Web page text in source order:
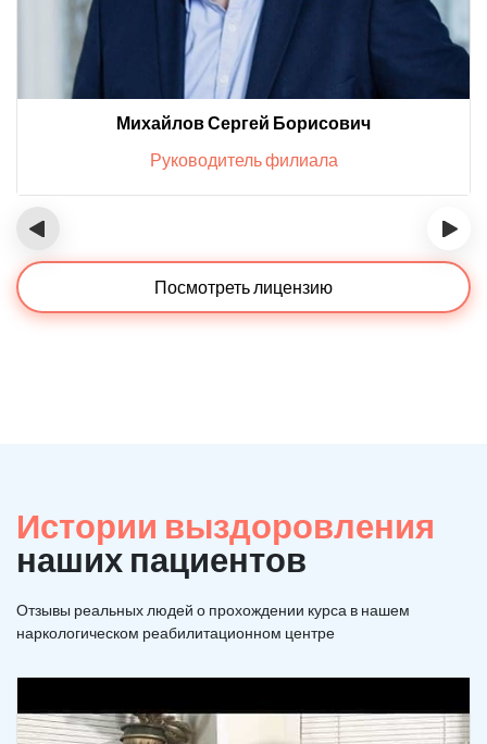
Михайлов Сергей Борисович
Руководитель филиала
‹ ›
Посмотреть лицензию
Истории выздоровления
наших пациентов
Отзывы реальных людей о прохождении курса в нашем
наркологическом реабилитационном центре